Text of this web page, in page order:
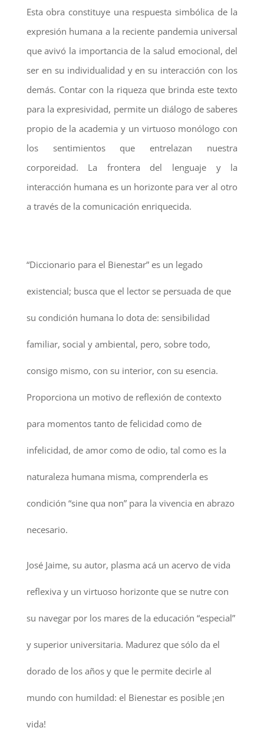
Esta obra constituye una respuesta simbólica de la
expresión humana a la reciente pandemia universal
que avivó la importancia de la salud emocional, del
ser en su individualidad y en su interacción con los
demás. Contar con la riqueza que brinda este texto
para la expresividad, permite un diálogo de saberes
propio de la academia y un virtuoso monólogo con
los sentimientos que entrelazan nuestra
corporeidad. La frontera del lenguaje y la
interacción humana es un horizonte para ver al otro
a través de la comunicación enriquecida.
“Diccionario para el Bienestar” es un legado
existencial; busca que el lector se persuada de que
su condición humana lo dota de: sensibilidad
familiar, social y ambiental, pero, sobre todo,
consigo mismo, con su interior, con su esencia.
Proporciona un motivo de reflexión de contexto
para momentos tanto de felicidad como de
infelicidad, de amor como de odio, tal como es la
naturaleza humana misma, comprenderla es
condición “sine qua non” para la vivencia en abrazo
necesario.
José Jaime, su autor, plasma acá un acervo de vida
reflexiva y un virtuoso horizonte que se nutre con
su navegar por los mares de la educación “especial”
y superior universitaria. Madurez que sólo da el
dorado de los años y que le permite decirle al
mundo con humildad: el Bienestar es posible ¡en
vida!